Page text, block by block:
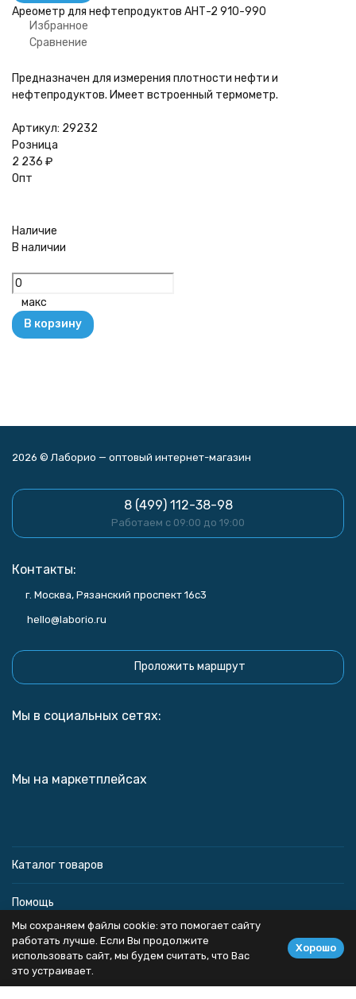
Ареометр для нефтепродуктов АНТ-2 910-990
Избранное
Сравнение
Предназначен для измерения плотности нефти и
нефтепродуктов. Имеет встроенный термометр.
Артикул: 29232
Розница
2 236 ₽
Опт
Наличие
В наличии
макс
В корзину
2026 © Лаборио — оптовый интернет-магазин
8 (499) 112-38-98
Работаем с 09:00 до 19:00
Контакты:
г. Москва, Рязанский проспект 16с3
hello@laborio.ru
Проложить маршрут
Мы в социальных сетях:
Мы на маркетплейсах
Каталог товаров
Помощь
Информация
Политика персональных данных
Мы сохраняем файлы cookie: это помогает сайту
работать лучше. Если Вы продолжите
использовать сайт, мы будем считать, что Вас
это устраивает.
Хорошо